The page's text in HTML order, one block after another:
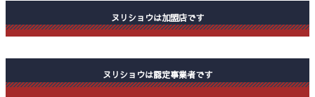
ヌリショウは加盟店です
ヌリショウは認定事業者です